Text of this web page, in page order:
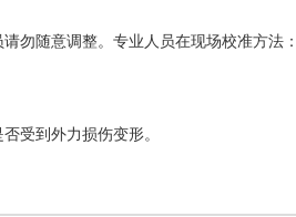
随意调整。专业人员在现场校准方法
受到外力损伤变形。